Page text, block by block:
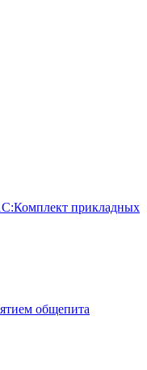
прикладных
общепита